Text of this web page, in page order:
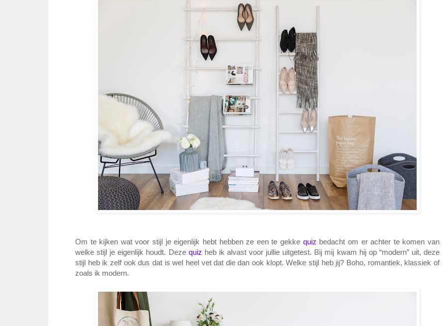
Om te kijken wat voor stijl je eigenlijk hebt hebben ze een te gekke quiz bedacht om er achter te komen van
welke stijl je eigenlijk houdt. Deze quiz heb ik alvast voor jullie uitgetest. Bij mij kwam hij op “modern” uit, deze
stijl heb ik zelf ook dus dat is wel heel vet dat die dan ook klopt. Welke stijl heb jij? Boho, romantiek, klassiek of
zoals ik modern.